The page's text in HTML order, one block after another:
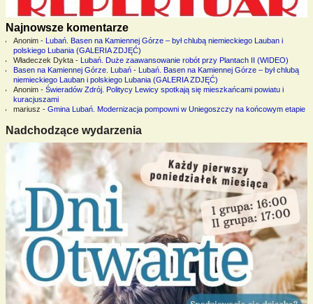
Najnowsze komentarze
Anonim- Lubań. Basen na Kamiennej Górze – był chlubą niemieckiego Lauban i
polskiego Lubania (GALERIA ZDJĘĆ)
Władeczek Dykta- Lubań. Duże zaawansowanie robót przy Plantach II (WIDEO)
Basen na Kamiennej Górze. Lubań- Lubań. Basen na Kamiennej Górze – był chlubą
niemieckiego Lauban i polskiego Lubania (GALERIA ZDJĘĆ)
Anonim- Świeradów Zdrój. Politycy Lewicy spotkają się mieszkańcami powiatu i
kuracjuszami
mariusz - Gmina Lubań. Modernizacja pompowni w Uniegoszczy na końcowym etapie
Nadchodzące wydarzenia